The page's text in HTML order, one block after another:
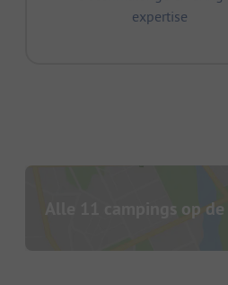
expertise
Alle 11 campings op de